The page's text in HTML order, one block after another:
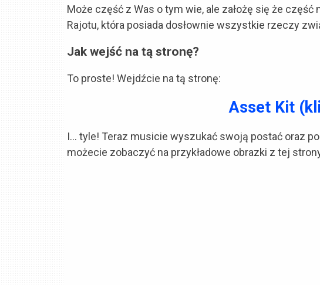
Może część z Was o tym wie, ale założę się że
Rajotu, która posiada dosłownie wszystkie rzeczy
Jak wejść na tą stronę?
To proste! Wejdźcie na tą stronę:
Asset Kit
I… tyle! Teraz musicie wyszukać swoją postać oraz
możecie zobaczyć na przykładowe obrazki z tej